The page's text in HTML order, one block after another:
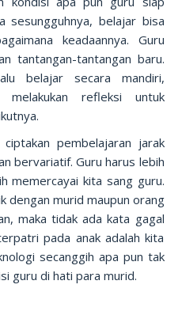
sesungguhnya, belajar bisa
keadaannya. Guru
tantangan-tantangan baru.
belajar secara mandiri,
refleksi untuk
pembelajaran jarak
bervariatif. Guru harus lebih
memercayai kita sang guru.
dengan murid maupun orang
maka tidak ada kata gagal
pada anak adalah kita
secanggih apa pun tak
guru di hati para murid.